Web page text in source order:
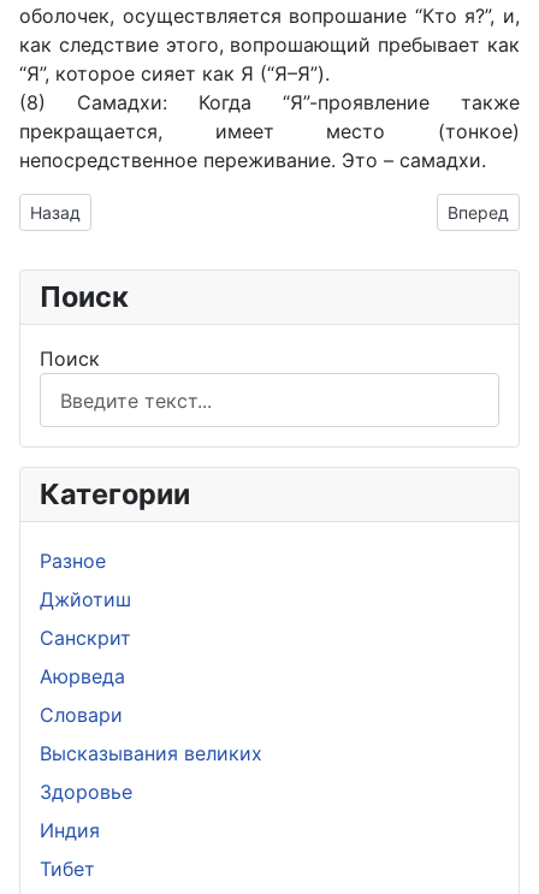
оболочек, осуществляется вопрошание “Кто я?”, и,
как следствие этого, вопрошающий пребывает как
“Я”, которое сияет как Я (“Я–Я”).
(8) Самадхи: Когда “Я”-проявление также
прекращается, имеет место (тонкое)
непосредственное переживание. Это – самадхи.
Предыдущий: Энотера
Назад Вперед
Поиск
Поиск
Категории
Разное
Джйотиш
Санскрит
Аюрведа
Словари
Высказывания великих
Здоровье
Индия
Тибет